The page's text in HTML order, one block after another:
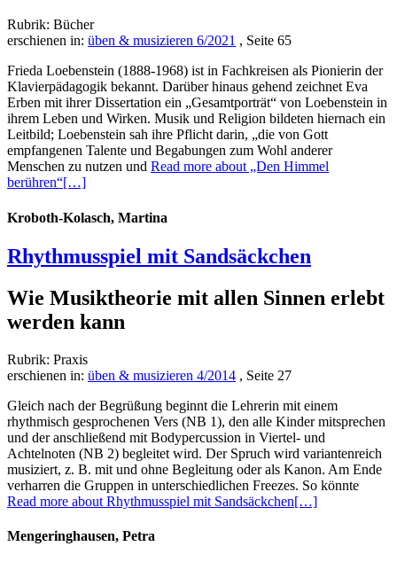
Rubrik: Bücher
erschienen in: üben & musizieren 6/2021 , Seite 65
Frieda Loebenstein (1888-1968) ist in Fachkreisen als Pionierin der
Klavierpädagogik bekannt. Darüber hinaus gehend zeichnet Eva
Erben mit ihrer Dissertation ein „Gesamtporträt“ von Loebenstein in
ihrem Leben und Wirken. Musik und Religion bildeten hiernach ein
Leitbild; Loebenstein sah ihre Pflicht darin, „die von Gott
empfangenen Talente und Begabungen zum Wohl anderer
Menschen zu nutzen und Read more about „Den Himmel
berühren“[…]
Kroboth-Kolasch, Martina
Rhythmusspiel mit Sandsäckchen
Wie Musiktheorie mit allen Sinnen erlebt
werden kann
Rubrik: Praxis
erschienen in: üben & musizieren 4/2014 , Seite 27
Gleich nach der Begrüßung beginnt die Lehrerin mit einem
rhythmisch gesprochenen Vers (NB 1), den alle Kinder mitsprechen
und der anschließend mit Bodypercussion in Vier­tel- und
Achtelnoten (NB 2) begleitet wird. Der Spruch wird variantenreich
musiziert, z. B. mit und ohne Begleitung oder als Kanon. Am Ende
verharren die Gruppen in unterschiedlichen Freezes. So könnte
Read more about Rhythmusspiel mit Sandsäckchen[…]
Mengeringhausen, Petra